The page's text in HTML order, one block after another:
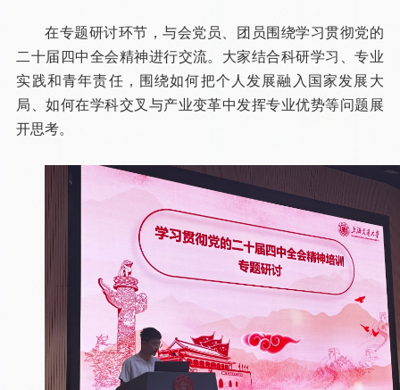
在专题研讨环节，与会党员、团员围绕学习贯彻党的
二十届四中全会精神进行交流。大家结合科研学习、专业
实践和青年责任，围绕如何把个人发展融入国家发展大
局、如何在学科交叉与产业变革中发挥专业优势等问题展
开思考。